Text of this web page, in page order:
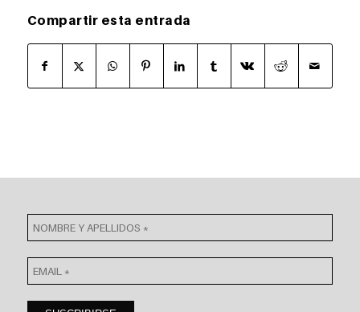
Compartir esta entrada